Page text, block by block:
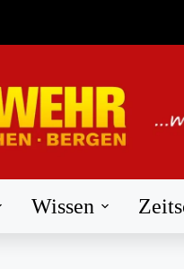
Wissen